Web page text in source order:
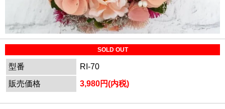
SOLD OUT
型番
RI-70
販売価格
3,980円(内税)